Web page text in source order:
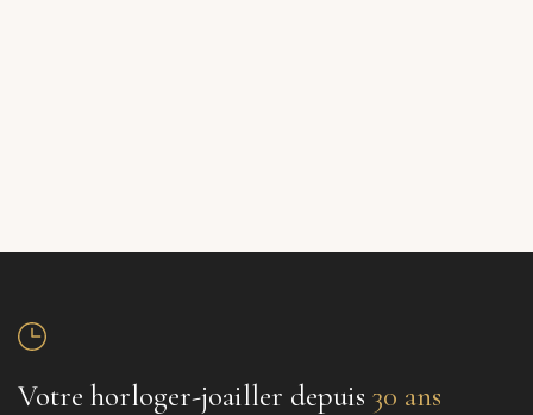
Votre horloger-joailler depuis 30 ans